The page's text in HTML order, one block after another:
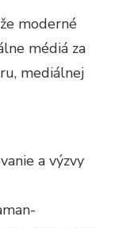
moderné
médiá za
mediálnej
a výzvy